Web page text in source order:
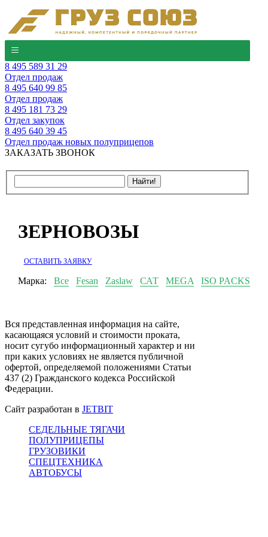
8 495 589 31 29
Отдел продаж
8 495 640 99 85
Отдел продаж
8 495 181 73 29
Отдел закупок
8 495 640 39 45
Отдел продаж новых полуприцепов
ЗАКАЗАТЬ ЗВОНОК
ЗЕРНОВОЗЫ
ОСТАВИТЬ ЗАЯВКУ
Марка: Все Fesan Zaslaw САТ MEGA ISO PACKS
Вся представленная информация на сайте,
касающаяся условий и стоимости проката,
носит сугубо информационный характер и ни
при каких условиях не является публичной
офертой, определяемой положениями Статьи
437 (2) Гражданского кодекса Российской
Федерации.
Сайт разработан в JETBIT
СЕДЕЛЬНЫЕ ТЯГАЧИ
ПОЛУПРИЦЕПЫ
ГРУЗОВИКИ
СПЕЦТЕХНИКА
АВТОБУСЫ